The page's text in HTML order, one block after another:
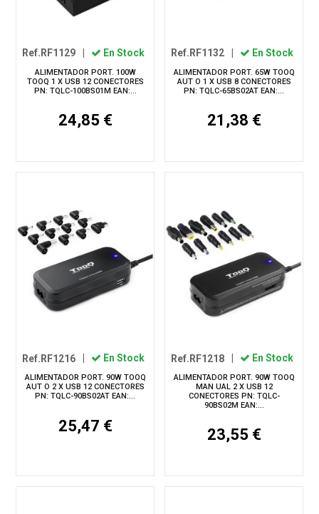
Ref.RF1129 En Stock
ALIMENTADOR PORT. 100W
TOOQ 1 X USB 12 CONECTORES
PN: TQLC-100BS01M EAN:...
24,85 €
Ref.RF1132 En Stock
ALIMENTADOR PORT. 65W TOOQ
AUT O 1 X USB 8 CONECTORES
PN: TQLC-65BS02AT EAN:...
21,38 €
Ref.RF1216 En Stock
ALIMENTADOR PORT. 90W TOOQ
AUT O 2 X USB 12 CONECTORES
PN: TQLC-90BS02AT EAN:...
25,47 €
Ref.RF1218 En Stock
ALIMENTADOR PORT. 90W TOOQ
MAN UAL 2 X USB 12
CONECTORES PN: TQLC-
90BS02M EAN:...
23,55 €